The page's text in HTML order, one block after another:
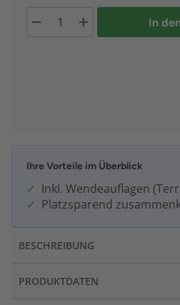
In
Ihre Vorteile im Überblick
Inkl. Wendeauflagen
Platzsparend
BESCHREIBUNG
PRODUKTDATEN